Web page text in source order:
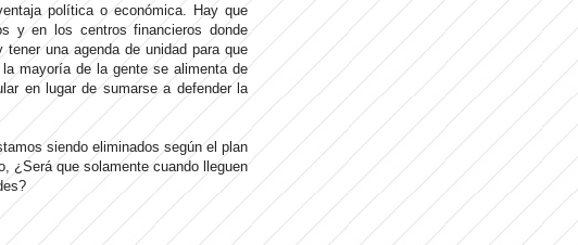
política o económica. Hay que
y en los centros financieros donde
una agenda de unidad para que
mayoría de la gente se alimenta de
en lugar de sumarse a defender la
siendo eliminados según el plan
¿Será que solamente cuando lleguen